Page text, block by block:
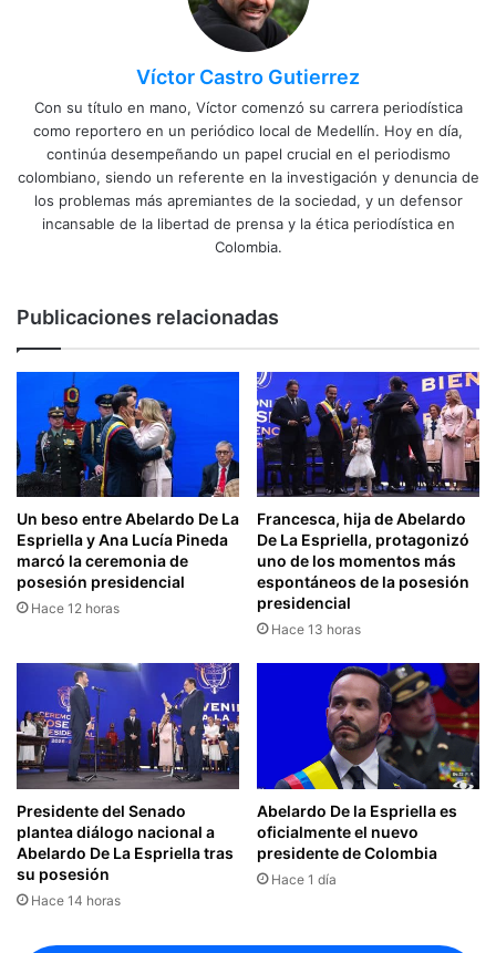
Víctor Castro Gutierrez
Con su título en mano, Víctor comenzó su carrera periodística
como reportero en un periódico local de Medellín. Hoy en día,
continúa desempeñando un papel crucial en el periodismo
colombiano, siendo un referente en la investigación y denuncia de
los problemas más apremiantes de la sociedad, y un defensor
incansable de la libertad de prensa y la ética periodística en
Colombia.
Publicaciones relacionadas
Un beso entre Abelardo De La
Espriella y Ana Lucía Pineda
marcó la ceremonia de
posesión presidencial
Hace 12 horas
Francesca, hija de Abelardo
De La Espriella, protagonizó
uno de los momentos más
espontáneos de la posesión
presidencial
Hace 13 horas
Presidente del Senado
plantea diálogo nacional a
Abelardo De La Espriella tras
su posesión
Hace 14 horas
Abelardo De la Espriella es
oficialmente el nuevo
presidente de Colombia
Hace 1 día